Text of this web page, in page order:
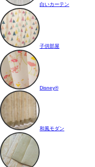
白いカーテン
子供部屋
Disney®
和風モダン